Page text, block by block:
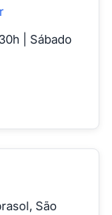
| Sábado
São